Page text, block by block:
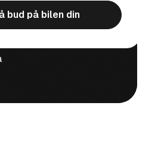
bud på bilen din